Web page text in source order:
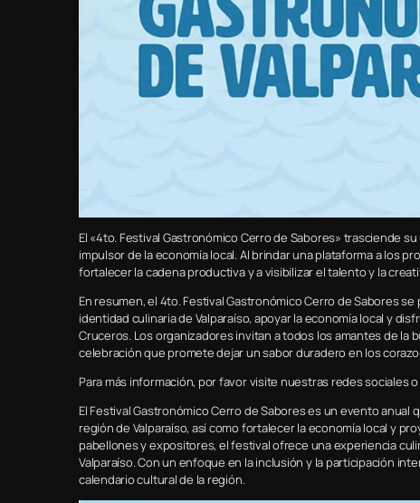
El «4to. Festival Gastronómico Cerro de Sabores» trasciende
impulsor de la economía local. Al brindar una plataforma a los
fortalecer la cadena productiva y a visibilizar el talento y la
En resumen, el 4to. Festival Gastronómico Cerro de Sabores
identidad culinaria de Valparaíso, apoyar la economía local y
Cruceros. Los organizadores invitan a todos los amantes de la
celebración que promete dejar un sabor duradero en los
Para más información, por favor visite nuestras redes
El Festival Gastronómico Cerro de Sabores es un evento
región de Valparaíso, así como fortalecer la economía local y
pabellones y expositores, el festival ofrece una experiencia
Valparaíso. Con un enfoque en la inclusión y la participación
calendario cultural de la región.